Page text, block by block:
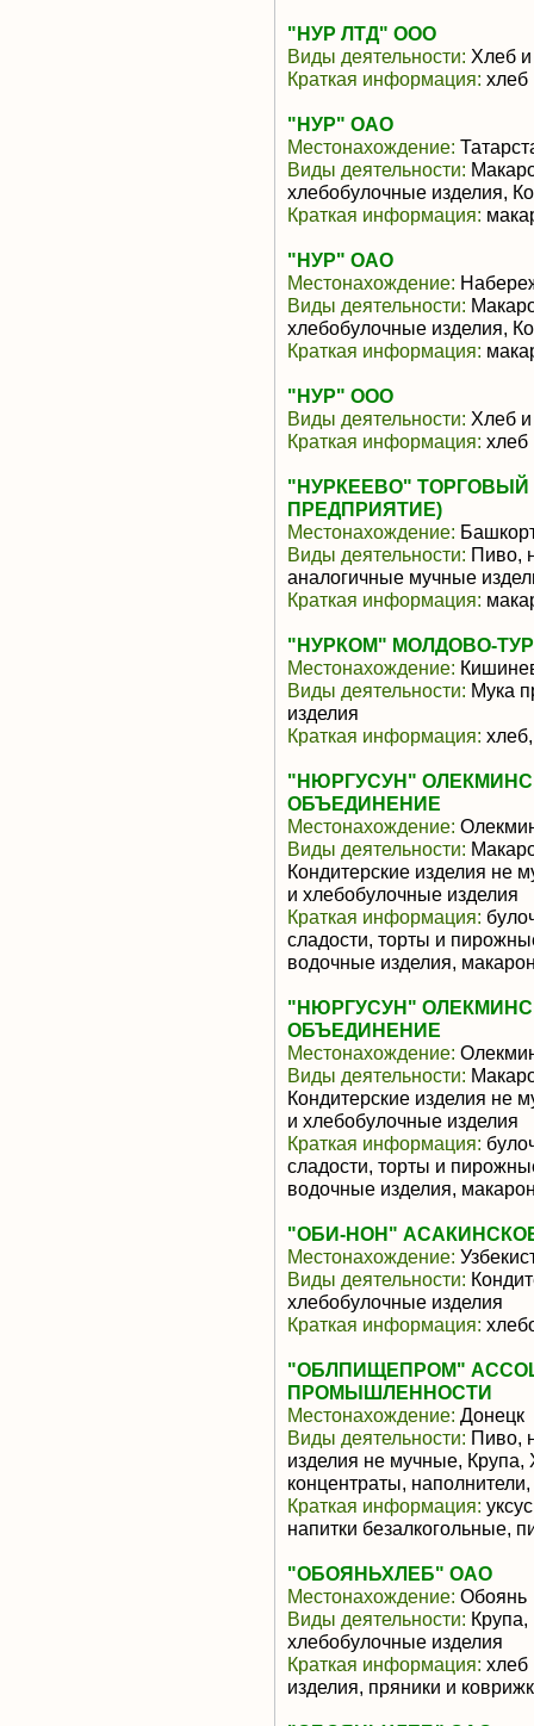
"НУР ЛТД" ООО
Виды деятельности: Хлеб
Краткая информация: хлеб
"НУР" ОАО
Местонахождение:
Виды деятельности:
хлебобулочные изделия,
Краткая информация:
"НУР" ОАО
Местонахождение:
Виды деятельности:
хлебобулочные изделия,
Краткая информация:
"НУР" ООО
Виды деятельности: Хлеб
Краткая информация: хлеб
"НУРКЕЕВО"
ПРЕДПРИЯТИЕ)
Местонахождение:
Виды деятельности: Пиво,
аналогичные мучные
Краткая информация:
"НУРКОМ" МОЛДОВО-
Местонахождение:
Виды деятельности: Мука
изделия
Краткая информация:
"НЮРГУСУН"
ОБЪЕДИНЕНИЕ
Местонахождение:
Виды деятельности:
Кондитерские изделия не
и хлебобулочные изделия
Краткая информация:
сладости, торты и
водочные изделия,
"НЮРГУСУН"
ОБЪЕДИНЕНИЕ
Местонахождение:
Виды деятельности:
Кондитерские изделия не
и хлебобулочные изделия
Краткая информация:
сладости, торты и
водочные изделия,
"ОБИ-НОН"
Местонахождение:
Виды деятельности:
хлебобулочные изделия
Краткая информация:
"ОБЛПИЩЕПРОМ"
ПРОМЫШЛЕННОСТИ
Местонахождение: Донецк
Виды деятельности: Пиво,
изделия не мучные,
концентраты,
Краткая информация:
напитки безалкогольные,
"ОБОЯНЬХЛЕБ" ОАО
Местонахождение: Обоянь
Виды деятельности:
хлебобулочные изделия
Краткая информация: хлеб
изделия, пряники и